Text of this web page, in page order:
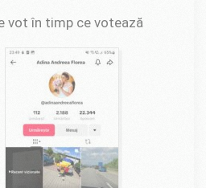
vot în timp ce votează